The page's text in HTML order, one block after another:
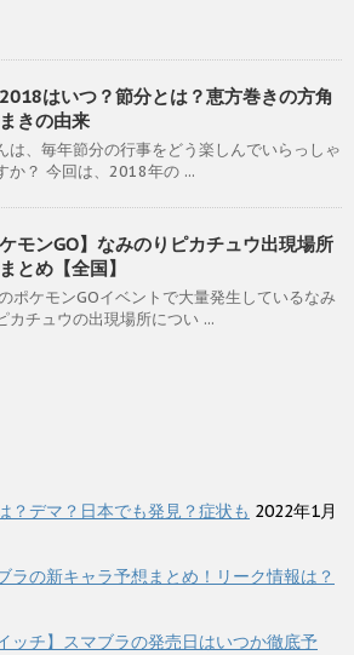
はいつ？節分とは？恵方巻きの方角
きの由来
は、毎年節分の行事をどう楽しんでいらっしゃ
か？ 今回は、2018年の ...
ケモンGO】なみのりピカチュウ出現場所
とめ【全国】
ポケモンGOイベントで大量発生しているなみ
カチュウの出現場所につい ...
？デマ？日本でも発見？症状も 2022年1月
ラの新キャラ予想まとめ！リーク情報は？
ッチ】スマブラの発売日はいつか徹底予